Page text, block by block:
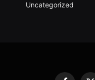
Uncategorized